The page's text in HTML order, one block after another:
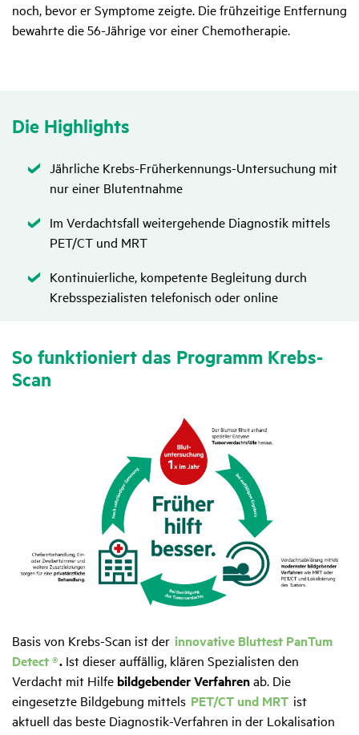
noch, bevor er Symptome zeigte. Die frühzeitige Entfernung
bewahrte die 56-Jährige vor einer Chemotherapie.
Die High­lights
Zutreffend
Jährliche Krebs-Früherkennungs-Untersuchung mit
nur einer Blutentnahme
Zutreffend
Im Verdachtsfall weitergehende Diagnostik mittels
PET/CT und MRT
Zutreffend
Kontinuierliche, kompetente Begleitung durch
Krebsspezialisten telefonisch oder online
So funk­tio­niert das Programm Krebs-
Scan
Basis von Krebs-Scan ist der innovative Bluttest PanTum
Detect®. Ist dieser auffällig, klären Spezialisten den
Verdacht mit Hilfe bildgebender Verfahrenab. Die
eingesetzte Bildgebung mittels PET/CT und MRT ist
aktuell das beste Diagnostik-Verfahren in der Lokalisation